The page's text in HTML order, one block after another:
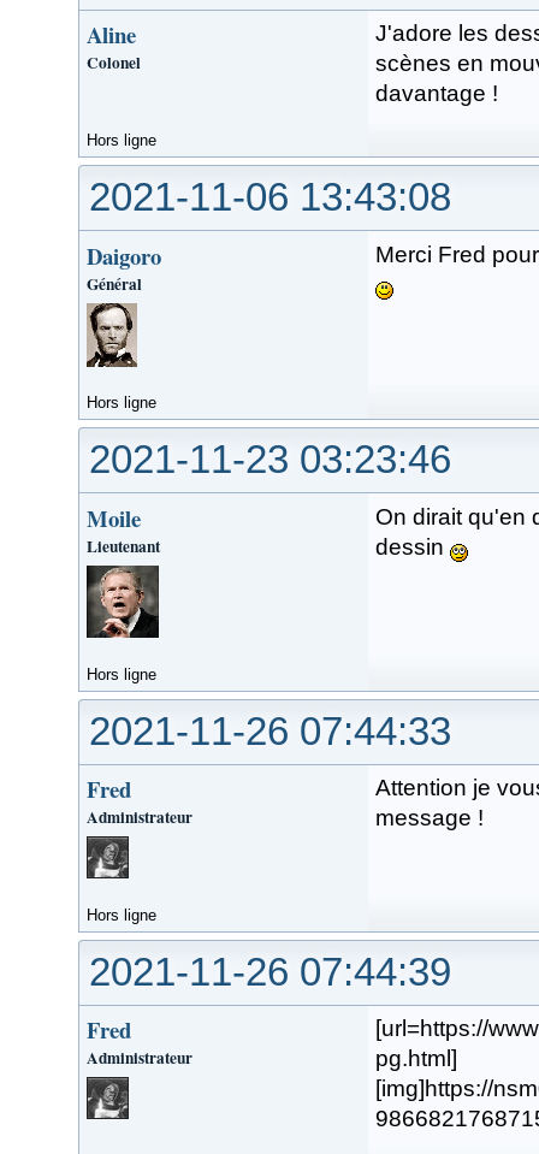
Aline
Colonel
J'adore les
scènes en
davantage !
Hors ligne
2021-11-06 13:43:08
Daigoro
Général
Merci Fred
Hors ligne
2021-11-23 03:23:46
Moile
Lieutenant
On dirait qu'en
dessin
Hors ligne
2021-11-26 07:44:33
Fred
Administrateur
Attention je
message !
Hors ligne
2021-11-26 07:44:39
Fred
Administrateur
[url=https://
pg.html]
[img]https://